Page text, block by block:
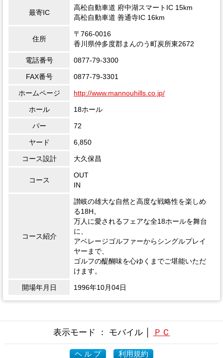
最寄IC
高松自動車道 府中湖スマートIC 15km
高松自動車道 善通寺IC 16km
住所
〒766-0016
香川県仲多度郡まんのう町炭所東2672
電話番号 0877-79-3300
FAX番号 0877-79-3301
ホームページ http://www.mannouhills.co.jp/
ホール 18ホール
パー 72
ヤード 6,850
コース設計 大久保昌
コース
OUT
IN
コース紹介
讃岐の雄大な自然と高度な戦略性を楽しめ
る18H。
万人に愛されるフェアな全18ホールを舞台
に、
アベレージゴルファーからシングルプレイ
ヤーまで、
ゴルフの醍醐味を心ゆくまでご堪能いただ
けます。
開場年月日 1996年10月04日
表示モード ： モバイル │ ＰＣ
ヘ ル プ 利用規約